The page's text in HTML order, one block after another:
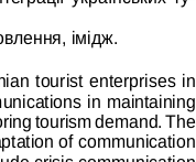
імідж.
tourist enterprises in
in maintaining
tourism demand. The
of communication